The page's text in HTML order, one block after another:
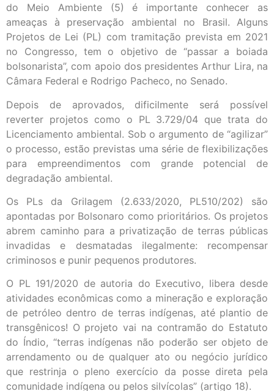
do Meio Ambiente (5) é importante conhecer as
ameaças à preservação ambiental no Brasil. Alguns
Projetos de Lei (PL) com tramitação prevista em 2021
no Congresso, tem o objetivo de “passar a boiada
bolsonarista”, com apoio dos presidentes Arthur Lira, na
Câmara Federal e Rodrigo Pacheco, no Senado.
Depois de aprovados, dificilmente será possível
reverter projetos como o PL 3.729/04 que trata do
Licenciamento ambiental. Sob o argumento de “agilizar”
o processo, estão previstas uma série de flexibilizações
para empreendimentos com grande potencial de
degradação ambiental.
Os PLs da Grilagem (2.633/2020, PL510/202) são
apontadas por Bolsonaro como prioritários. Os projetos
abrem caminho para a privatização de terras públicas
invadidas e desmatadas ilegalmente: recompensar
criminosos e punir pequenos produtores.
O PL 191/2020 de autoria do Executivo, libera desde
atividades econômicas como a mineração e exploração
de petróleo dentro de terras indígenas, até plantio de
transgênicos! O projeto vai na contramão do Estatuto
do Índio, “terras indígenas não poderão ser objeto de
arrendamento ou de qualquer ato ou negócio jurídico
que restrinja o pleno exercício da posse direta pela
comunidade indígena ou pelos silvícolas” (artigo 18).